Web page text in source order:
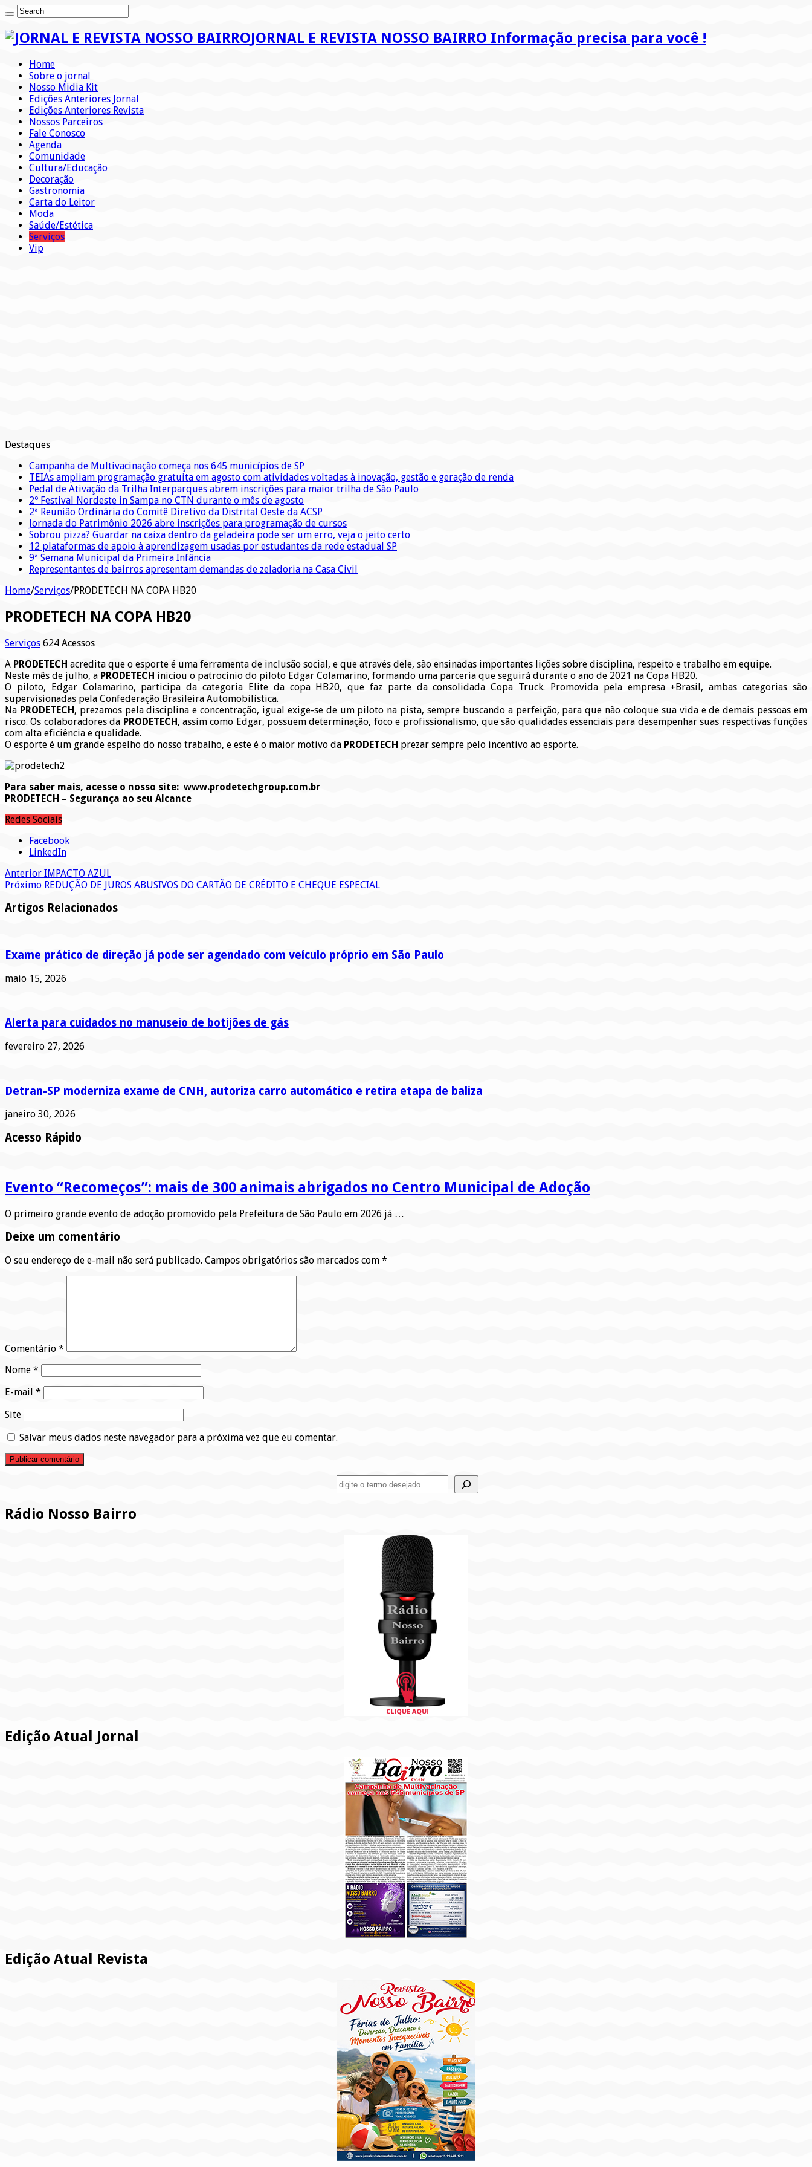
JORNAL E REVISTA NOSSO BAIRRO Informação precisa para você !
Home
Sobre o jornal
Nosso Midia Kit
Edições Anteriores Jornal
Edições Anteriores Revista
Nossos Parceiros
Fale Conosco
Agenda
Comunidade
Cultura/Educação
Decoração
Gastronomia
Carta do Leitor
Moda
Saúde/Estética
Serviços
Vip
Destaques
Campanha de Multivacinação começa nos 645 municípios de SP
TEIAs ampliam programação gratuita em agosto com atividades voltadas à inovação, gestão e geração de renda
Pedal de Ativação da Trilha Interparques abrem inscrições para maior trilha de São Paulo
2º Festival Nordeste in Sampa no CTN durante o mês de agosto
2ª Reunião Ordinária do Comitê Diretivo da Distrital Oeste da ACSP
Jornada do Patrimônio 2026 abre inscrições para programação de cursos
Sobrou pizza? Guardar na caixa dentro da geladeira pode ser um erro, veja o jeito certo
12 plataformas de apoio à aprendizagem usadas por estudantes da rede estadual SP
9ª Semana Municipal da Primeira Infância
Representantes de bairros apresentam demandas de zeladoria na Casa Civil
Home/Serviços/PRODETECH NA COPA HB20
PRODETECH NA COPA HB20
Serviços 624 Acessos
A PRODETECH acredita que o esporte é uma ferramenta de inclusão social, e que através dele, são ensinadas importantes lições sobre disciplina, respeito e trabalho em equipe.
Neste mês de julho, a PRODETECH iniciou o patrocínio do piloto Edgar Colamarino, formando uma parceria que seguirá durante o ano de 2021 na Copa HB20.
O piloto, Edgar Colamarino, participa da categoria Elite da copa HB20, que faz parte da consolidada Copa Truck. Promovida pela empresa +Brasil, ambas categorias são
supervisionadas pela Confederação Brasileira Automobilística.
Na PRODETECH, prezamos pela disciplina e concentração, igual exige-se de um piloto na pista, sempre buscando a perfeição, para que não coloque sua vida e de demais pessoas em
risco. Os colaboradores da PRODETECH, assim como Edgar, possuem determinação, foco e profissionalismo, que são qualidades essenciais para desempenhar suas respectivas funções
com alta eficiência e qualidade.
O esporte é um grande espelho do nosso trabalho, e este é o maior motivo da PRODETECH prezar sempre pelo incentivo ao esporte.
Para saber mais, acesse o nosso site: www.prodetechgroup.com.br
PRODETECH – Segurança ao seu Alcance
Redes Sociais
Facebook
LinkedIn
Anterior IMPACTO AZUL
Próximo REDUÇÃO DE JUROS ABUSIVOS DO CARTÃO DE CRÉDITO E CHEQUE ESPECIAL
Artigos Relacionados
Exame prático de direção já pode ser agendado com veículo próprio em São Paulo
maio 15, 2026
Alerta para cuidados no manuseio de botijões de gás
fevereiro 27, 2026
Detran-SP moderniza exame de CNH, autoriza carro automático e retira etapa de baliza
janeiro 30, 2026
Acesso Rápido
Evento “Recomeços”: mais de 300 animais abrigados no Centro Municipal de Adoção
O primeiro grande evento de adoção promovido pela Prefeitura de São Paulo em 2026 já …
Deixe um comentário
O seu endereço de e-mail não será publicado. Campos obrigatórios são marcados com *
Comentário *
Nome *
E-mail *
Site
Salvar meus dados neste navegador para a próxima vez que eu comentar.
Rádio Nosso Bairro
Edição Atual Jornal
Edição Atual Revista